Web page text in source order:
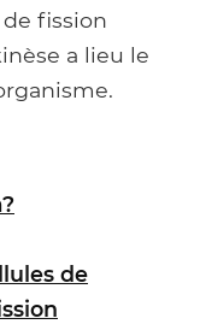
fission
a lieu le
de